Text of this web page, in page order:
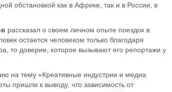
обстановкой как в Африке, так и в России, в
рассказал о своем личном опыте поездок в
остается человеком только благодаря
то доверие, которое вызывают его репортажи у
на тему «Креативные индустрии и медиа
пришли к выводу, что зависимость от